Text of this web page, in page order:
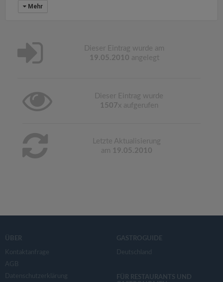
Mehr
Dieser Eintrag wurde am
19.05.2010 angelegt
Dieser Eintrag wurde
1507x aufgerufen
Letzte Aktualisierung
am 19.05.2010
ÜBER
Kontaktanfrage
AGB
Datenschutzerklärung
GASTROGUIDE
Deutschland
FÜR RESTAURANTS UND